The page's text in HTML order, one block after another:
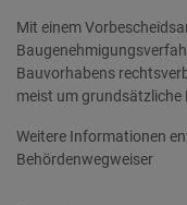
Mit einem
Bauvorhabens
meist um grundsätzliche
Weitere Informationen
Behördenwegweiser